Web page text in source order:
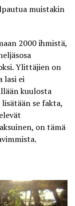
muistakin
2000 ihmistä,
Ylittäjien on
lasi ei
kuulosta
se fakta,
on tämä